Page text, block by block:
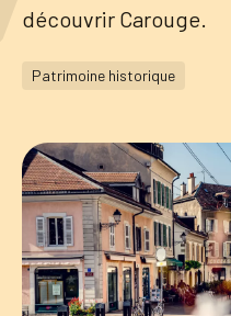
CAROUGE SE CONSTRUIT
découvrir Carouge.
Patrimoine historique